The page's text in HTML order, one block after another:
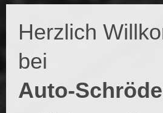
Herzlich
bei
Auto-